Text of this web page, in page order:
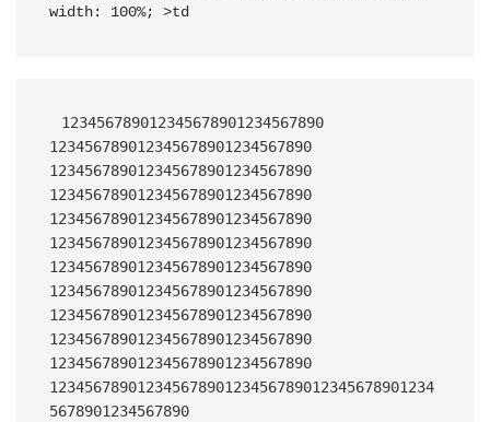
width: 100%; >td
123456789012345678901234567890
123456789012345678901234567890
123456789012345678901234567890
123456789012345678901234567890
123456789012345678901234567890
123456789012345678901234567890
123456789012345678901234567890
123456789012345678901234567890
123456789012345678901234567890
123456789012345678901234567890
12345678901234567890123456789012345678901234
5678901234567890